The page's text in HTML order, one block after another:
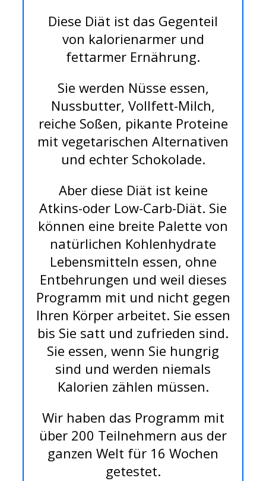
Diese Diät ist das Gegenteil
von kalorienarmer und
fettarmer Ernährung.
Sie werden Nüsse essen,
Nussbutter, Vollfett-Milch,
reiche Soßen, pikante Proteine
mit vegetarischen Alternativen
und echter Schokolade.
Aber diese Diät ist keine
Atkins-oder Low-Carb-Diät. Sie
können eine breite Palette von
natürlichen Kohlenhydrate
Lebensmitteln essen, ohne
Entbehrungen und weil dieses
Programm mit und nicht gegen
Ihren Körper arbeitet. Sie essen
bis Sie satt und zufrieden sind.
Sie essen, wenn Sie hungrig
sind und werden niemals
Kalorien zählen müssen.
Wir haben das Programm mit
über 200 Teilnehmern aus der
ganzen Welt für 16 Wochen
getestet.